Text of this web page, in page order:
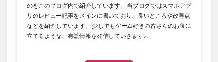
のをこのブログ内で紹介しています。 当ブログではスマホアプ
リのレビュー記事をメインに書いており、良いところや改善点
などを紹介しています。 少しでもゲーム好きの皆さんのお役に
立てるような、有益情報を発信していきます♪